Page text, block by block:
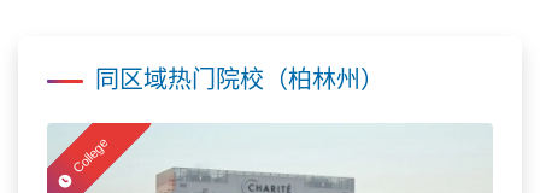
同区域热门院校（柏林州）
College